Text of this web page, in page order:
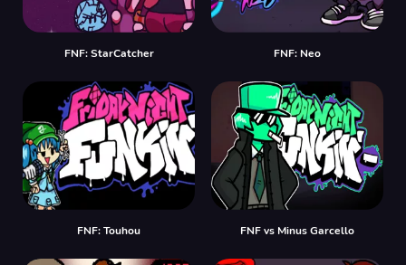
FNF: StarCatcher FNF: Neo
FNF: Touhou FNF vs Minus Garcello